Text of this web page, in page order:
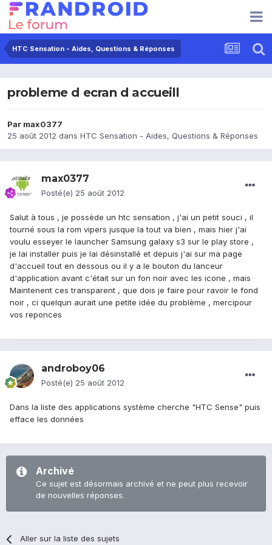
HTC Sensation - Aides, Questions & Réponses
probleme d ecran d accueill
Par max0377
25 août 2012 dans HTC Sensation - Aides, Questions & Réponses
max0377
Posté(e) 25 août 2012
Salut à tous , je possède un htc sensation , j'ai un petit souci , il
tourné sous la rom vipers jusque la tout va bien , mais hier j'ai
voulu esseyer le launcher Samsung galaxy s3 sur le play store ,
je lai installer puis je lai désinstallé et depuis j'ai sur ma page
d'accueil tout en dessous ou il y a le bouton du lanceur
d'application avant c'était sur un fon noir avec les icone , mais
Maintenent ces transparent , que dois je faire pour ravoir le fond
noir , ci quelqun aurait une petite idée du problème , mercipour
vos reponces
androboy06
Posté(e) 25 août 2012
Dans la liste des applications système cherche "HTC Sense" puis
efface les données
Archivé
Ce sujet est désormais archivé et ne peut plus recevoir
de nouvelles réponses.
Aller sur la liste des sujets